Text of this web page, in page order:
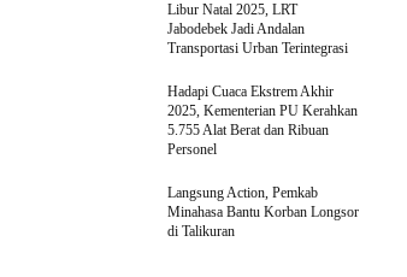
Libur Natal 2025, LRT
Jabodebek Jadi Andalan
Transportasi Urban Terintegrasi
Hadapi Cuaca Ekstrem Akhir
2025, Kementerian PU Kerahkan
5.755 Alat Berat dan Ribuan
Personel
Langsung Action, Pemkab
Minahasa Bantu Korban Longsor
di Talikuran